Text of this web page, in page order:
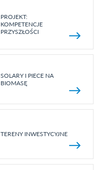
PROJEKT:
KOMPETENCJE
PRZYSZŁOŚCI
SOLARY I PIECE NA
BIOMASĘ
TERENY INWESTYCYJNE